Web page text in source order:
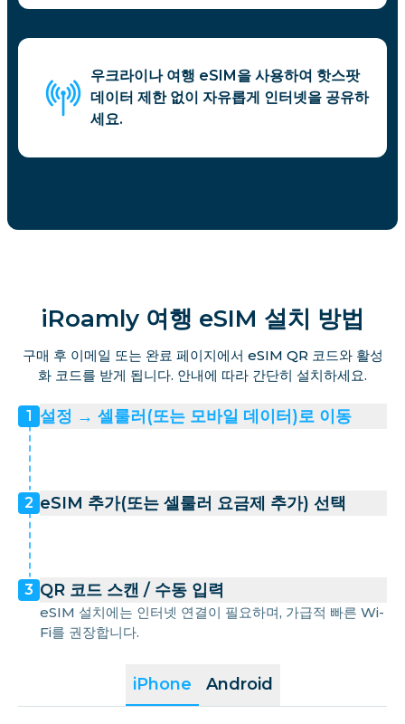
우크라이나 여행 eSIM을 사용하여 핫스팟
데이터 제한 없이 자유롭게 인터넷을 공유하
세요.
iRoamly 여행 eSIM 설치 방법
구매 후 이메일 또는 완료 페이지에서 eSIM QR 코드와 활성
화 코드를 받게 됩니다. 안내에 따라 간단히 설치하세요.
iPhone Android
1 설정 → 셀룰러(또는 모바일 데이터)로 이동
2 eSIM 추가(또는 셀룰러 요금제 추가) 선택
3 QR 코드 스캔 / 수동 입력
eSIM 설치에는 인터넷 연결이 필요하며, 가급적 빠른 Wi-
Fi를 권장합니다.